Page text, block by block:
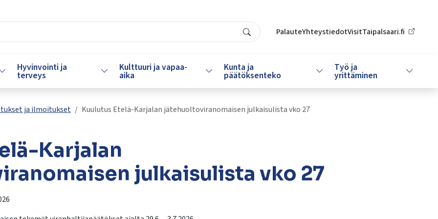
PalauteYhteystiedotVisitTaipalsaari.fi
Search
alasvetovalikkoa
Hyvinvointi ja
terveys Vaihda alasvetovalikkoa
Kulttuuri ja vapaa-
aika Vaihda alasvetovalikkoa
Kunta ja
päätöksenteko Vaihda alasvetovalikkoa
Työ ja
yrittäminen Vaihda
ja ilmoitukset Kuulutus Etelä-Karjalan jätehuoltoviranomaisen julkaisulista vko 27
Karjalan
julkaisulista vko 27